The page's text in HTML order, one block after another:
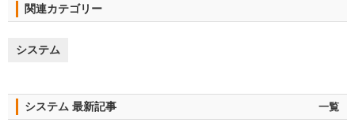
関連カテゴリー
システム
システム 最新記事 一覧